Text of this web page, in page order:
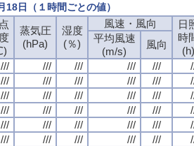
日（１時間ごとの値）
蒸気圧
(hPa)
湿度
(％)
風速・風向
日
時
(h)
平均風速
(m/s)
風向
/// /// /// /// ///
/// /// /// /// ///
/// /// /// /// ///
/// /// /// /// ///
/// /// /// /// ///
/// /// /// /// ///